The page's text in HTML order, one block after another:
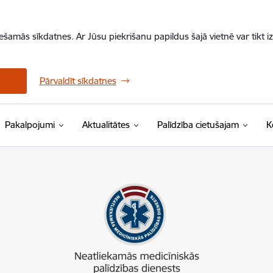
sīkdatnes. Ar Jūsu piekrišanu papildus šajā vietnē var tikt
Pārvaldīt sīkdatnes
Pakalpojumi Aktualitātes Palīdzība cietušajam